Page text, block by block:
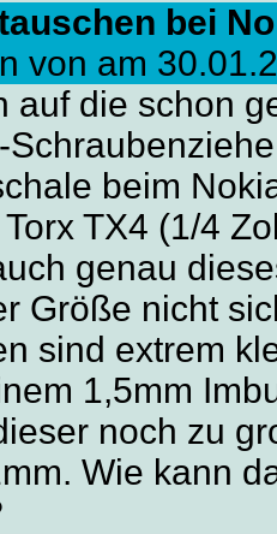
bei
von am
auf die schon
beim
TX4 (1/4
genau
Größe nicht
sind extrem
1,5mm
noch zu
Wie kann